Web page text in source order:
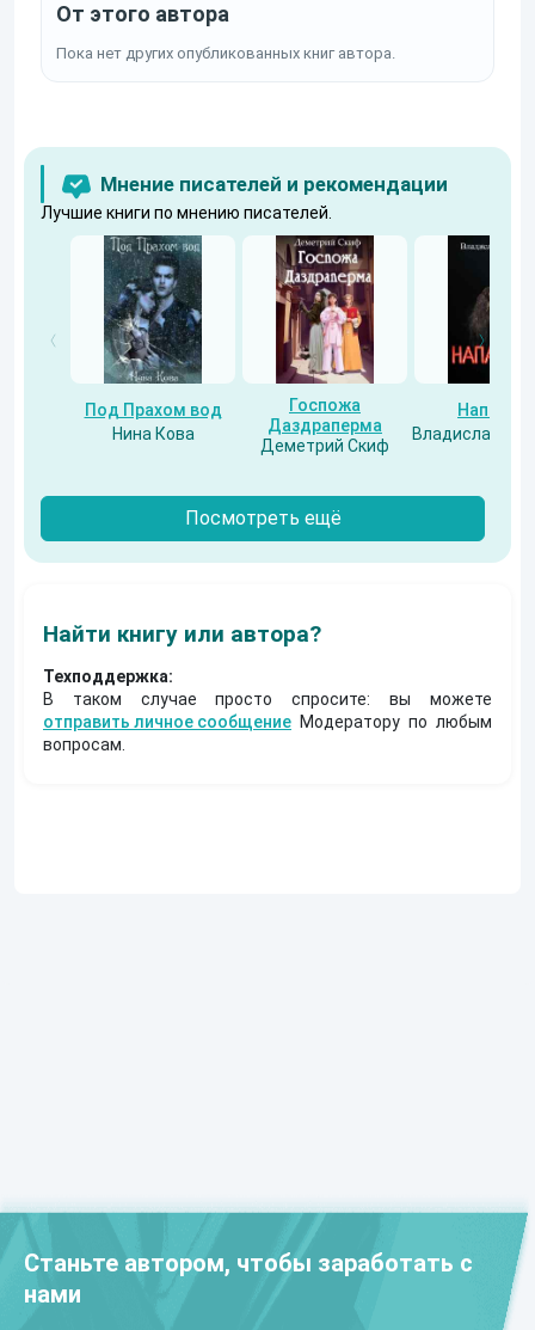
От этого автора
Пока нет других опубликованных книг автора.
Мнение писателей и рекомендации
Лучшие книги по мнению писателей.
Под Прахом вод
Нина Кова
Госпожа
Даздраперма
Деметрий Скиф
Напарник
Владислав
Посмотреть ещё
Найти книгу или автора?
Техподдержка:
В таком случае просто спросите: вы можете
отправить личное сообщение Модератору по любым
вопросам.
Станьте автором, чтобы заработать с
нами